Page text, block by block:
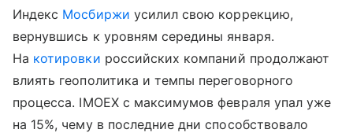
Индекс Мосбиржи усилил свою коррекцию,
вернувшись к уровням середины января.
На котировки российских компаний продолжают
влиять геополитика и темпы переговорного
процесса. IMOEX с максимумов февраля упал уже
на 15%, чему в последние дни способствовало